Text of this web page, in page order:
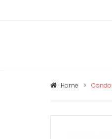
Home >